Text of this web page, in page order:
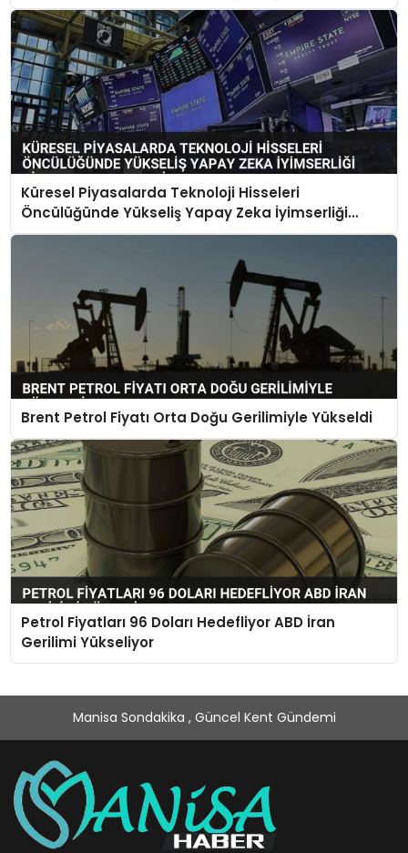
Küresel Piyasalarda Teknoloji Hisseleri
Öncülüğünde Yükseliş Yapay Zeka İyimserliği
Piyasaları Destekliyor
Brent Petrol Fiyatı Orta Doğu Gerilimiyle Yükseldi
Petrol Fiyatları 96 Doları Hedefliyor ABD İran
Gerilimi Yükseliyor
Manisa Sondakika , Güncel Kent Gündemi